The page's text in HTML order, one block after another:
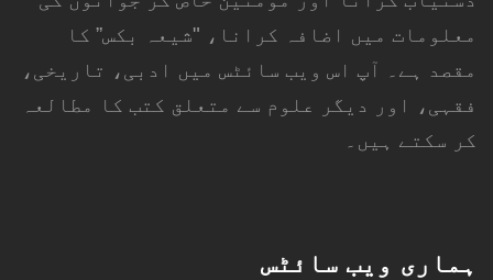
معلومات میں اضافہ کرانا، "شیعہ بکس” کا
مقصد ہے۔ آپ اس ویب سائٹس میں ادبی، تاریخی،
فقہی، اور دیگر علوم سے متعلق کتب کا مطالعہ
کر سکتے ہیں۔
ہماری ویب سائٹس